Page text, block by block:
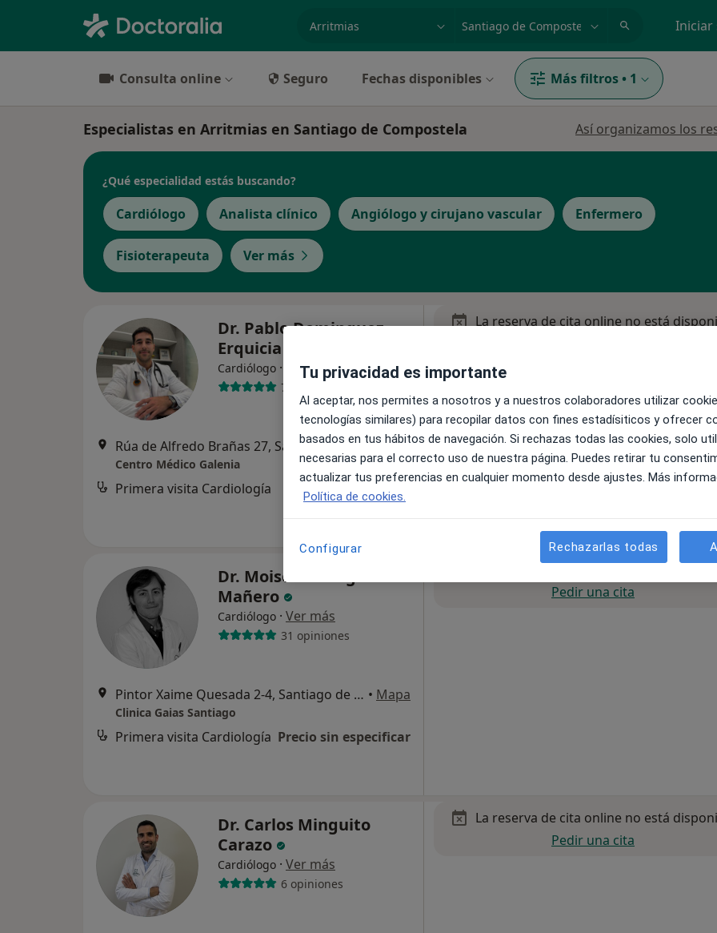
Iniciar
Consulta online Seguro Fechas disponibles Más filtros • 1
Especialistas en Arritmias en Santiago de Compostela Así organizamos los
¿Qué especialidad estás buscando?
Cardiólogo Analista clínico Angiólogo y cirujano vascular Enfermero
Fisioterapeuta Ver más
Dr. Pablo Dominguez
Erquicia
Cardiólogo · Ver más
7 opiniones
Rúa de Alfredo Brañas 27, Santiago de Compostela •Mapa
Centro Médico Galenia
Primera visita Cardiología 180 €
La reserva de cita online no está
Dr. Moisés Rodriguez
Mañero
Cardiólogo · Ver más
31 opiniones
Pintor Xaime Quesada 2-4, Santiago de Compostela • Mapa
Clinica Gaias Santiago
Primera visita Cardiología Precio sin especificar
Pedir una cita
Dr. Carlos Minguito
Carazo
Cardiólogo · Ver más
6 opiniones
La reserva de cita online no está
Pedir una cita
Tu privacidad es importante
Al aceptar, nos permites a nosotros y a nuestros colaboradores utilizar
tecnologías similares) para recopilar datos con fines estadísiticos y ofrecer
basados en tus hábitos de navegación. Si rechazas todas las cookies, solo
necesarias para el correcto uso de nuestra página. Puedes retirar tu
actualizar tus preferencias en cualquier momento desde ajustes. Más
Política de cookies.
Configurar Rechazarlas todas